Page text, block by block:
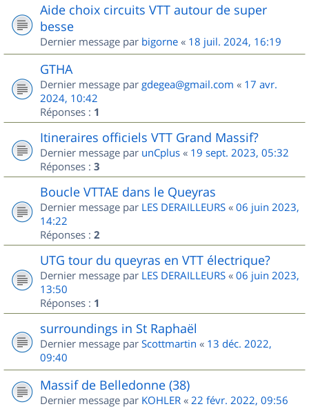
Aide choix circuits VTT autour de super
besse
Dernier message par bigorne « 18 juil. 2024, 16:19
GTHA
Dernier message par gdegea@gmail.com « 17 avr.
2024, 10:42
Réponses : 1
Itineraires officiels VTT Grand Massif?
Dernier message par unCplus « 19 sept. 2023, 05:32
Réponses : 3
Boucle VTTAE dans le Queyras
Dernier message par LES DERAILLEURS « 06 juin 2023,
14:22
Réponses : 2
UTG tour du queyras en VTT électrique?
Dernier message par LES DERAILLEURS « 06 juin 2023,
13:50
Réponses : 1
surroundings in St Raphaël
Dernier message par Scottmartin « 13 déc. 2022,
09:40
Massif de Belledonne (38)
Dernier message par KOHLER « 22 févr. 2022, 09:56